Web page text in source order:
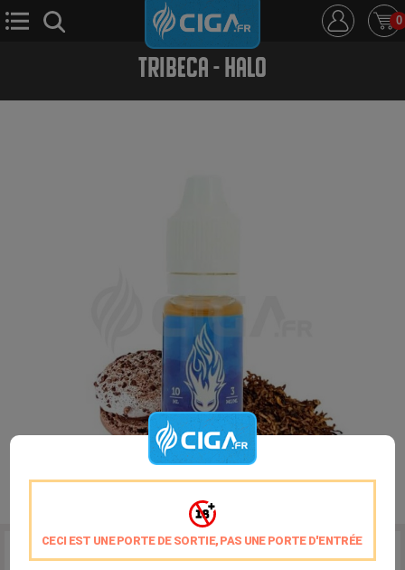
CECI EST UNE PORTE DE SORTIE, PAS UNE PORTE D'ENTRÉE
0
E-Liquide
TRIBECA - HALO
Reference: L230-813